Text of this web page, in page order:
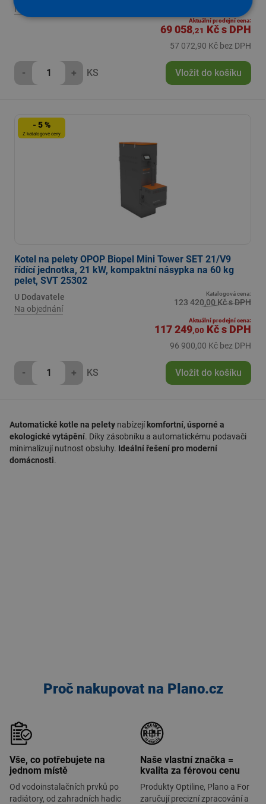
Na objednání
Aktuální prodejní cena:
69 058,21 Kčs DPH
57 072,90 Kč bez DPH
- + KS Vložit do košíku
- 5 %
Z katalogové ceny
Kotel na pelety OPOP Biopel Mini Tower SET 21/V9
řídící jednotka, 21 kW, kompaktní násypka na 60 kg
pelet, SVT 25302
U Dodavatele
Na objednání
Katalogová cena:
123 420,00 Kč s DPH
Aktuální prodejní cena:
117 249,00 Kčs DPH
96 900,00 Kč bez DPH
- + KS Vložit do košíku
Automatické kotle na pelety nabízejí komfortní, úsporné a
ekologické vytápění. Díky zásobníku a automatickému podavači
minimalizují nutnost obsluhy. Ideální řešení pro moderní
domácnosti.
Proč nakupovat na Plano.cz
Vše, co potřebujete na
jednom místě
Od vodoinstalačních prvků po
radiátory, od zahradních hadic
Naše vlastní značka =
kvalita za férovou cenu
Produkty Optiline, Plano a For
zaručují precizní zpracování a